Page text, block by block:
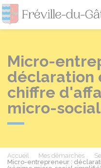
Micro-
déclaration
chiffre
micro-
Accueil Mes démarches
Micro-entrepreneur :